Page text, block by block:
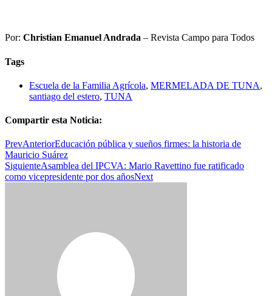
Por: Christian Emanuel Andrada – Revista Campo para Todos
Tags
Escuela de la Familia Agrícola, MERMELADA DE TUNA,
santiago del estero, TUNA
Compartir esta Noticia:
PrevAnteriorEducación pública y sueños firmes: la historia de
Mauricio Suárez
SiguienteAsamblea del IPCVA: Mario Ravettino fue ratificado
como vicepresidente por dos añosNext